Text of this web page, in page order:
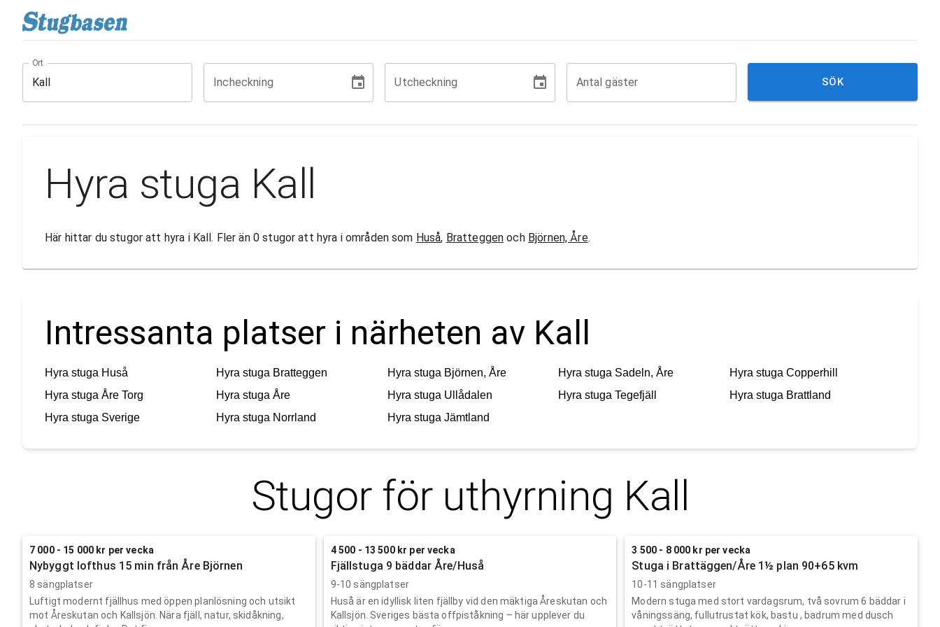
Ort
Incheckning Utcheckning Antal gäster SÖK
Hyra stuga Kall
Här hittar du stugor att hyra i Kall. Fler än 0 stugor att hyra i områden som Huså, Bratteggen och Björnen, Åre.
Intressanta platser i närheten av Kall
Hyra stuga Huså Hyra stuga Bratteggen Hyra stuga Björnen, Åre Hyra stuga Sadeln, Åre Hyra stuga Copperhill
Hyra stuga Åre Torg Hyra stuga Åre Hyra stuga Ullådalen Hyra stuga Tegefjäll Hyra stuga Brattland
Hyra stuga Sverige Hyra stuga Norrland Hyra stuga Jämtland
Stugor för uthyrning Kall
7 000 - 15 000 kr per vecka
Nybyggt lofthus 15 min från Åre Björnen
8 sängplatser
Luftigt modernt fjällhus med öppen planlösning och utsikt
mot Åreskutan och Kallsjön. Nära fjäll, natur, skidåkning,
4 500 - 13 500 kr per vecka
Fjällstuga 9 bäddar Åre/Huså
9-10 sängplatser
Huså är en idyllisk liten fjällby vid den mäktiga Åreskutan och
Kallsjön. Sveriges bästa offpiståkning – här upplever du
3 500 - 8 000 kr per vecka
Stuga i Brattäggen/Åre 1½ plan 90+65 kvm
10-11 sängplatser
Modern stuga med stort vardagsrum, två sovrum 6 bäddar i
våningssäng, fullutrustat kök, bastu , badrum med dusch